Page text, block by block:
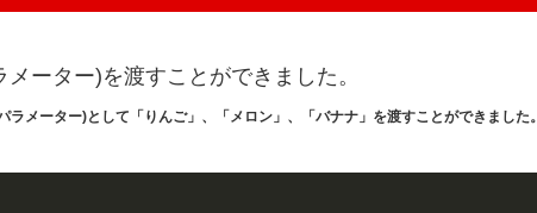
ーター)を渡すことができました。
ラメーター)として「りんご」、「メロン」、「バナナ」を渡すことができました。